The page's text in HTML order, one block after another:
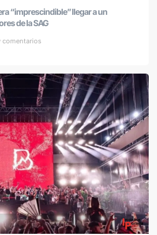
“imprescindible” llegar a un
de la SAG
comentarios